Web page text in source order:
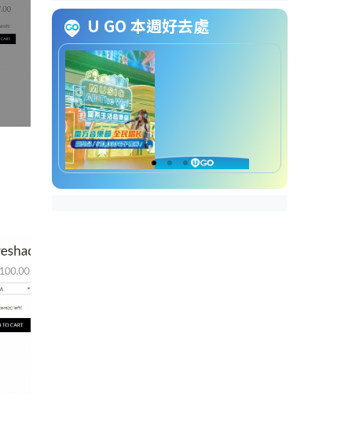
U GO 本週好去處